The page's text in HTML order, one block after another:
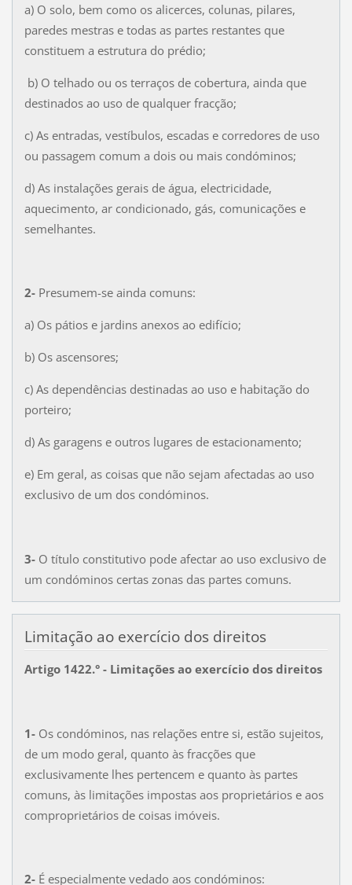
a) O solo, bem como os alicerces, colunas, pilares,
paredes mestras e todas as partes restantes que
constituem a estrutura do prédio;
b) O telhado ou os terraços de cobertura, ainda que
destinados ao uso de qualquer fracção;
c) As entradas, vestíbulos, escadas e corredores de uso
ou passagem comum a dois ou mais condóminos;
d) As instalações gerais de água, electricidade,
aquecimento, ar condicionado, gás, comunicações e
semelhantes.
2-Presumem-se ainda comuns:
a) Os pátios e jardins anexos ao edifício;
b) Os ascensores;
c) As dependências destinadas ao uso e habitação do
porteiro;
d) As garagens e outros lugares de estacionamento;
e) Em geral, as coisas que não sejam afectadas ao uso
exclusivo de um dos condóminos.
3-O título constitutivo pode afectar ao uso exclusivo de
um condóminos certas zonas das partes comuns.
Limitação ao exercício dos direitos
Artigo 1422.° - Limitações ao exercício dos direitos
1- Os condóminos, nas relações entre si, estão sujeitos,
de um modo geral, quanto às fracções que
exclusivamente lhes pertencem e quanto às partes
comuns, às limitações impostas aos proprietários e aos
comproprietários de coisas imóveis.
2- É especialmente vedado aos condóminos: